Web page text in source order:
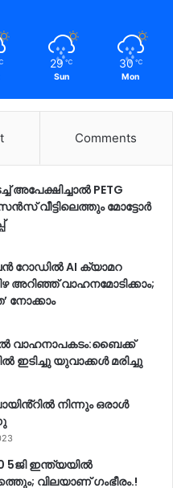
29 ℃
Sun
30 ℃
Mon
Comments
അപേക്ഷിച്ചാൽ PETG
വീട്ടിലെത്തും മോട്ടോർ
റോഡില്‍ AI ക്യാമറ
അറിഞ്ഞ് വാഹനമോടിക്കാം;
നോക്കാം
വാഹനാപകടം:ബൈക്ക്
ഇടിച്ചു യുവാക്കൾ മരിച്ചു
നിന്നും ഒരാൾ
5ജി ഇന്ത്യയിൽ
വിലയാണ് ഗംഭീരം.!